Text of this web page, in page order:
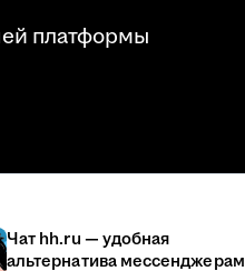
платформы
Чат hh.ru — удобная
альтернатива мессенджерам